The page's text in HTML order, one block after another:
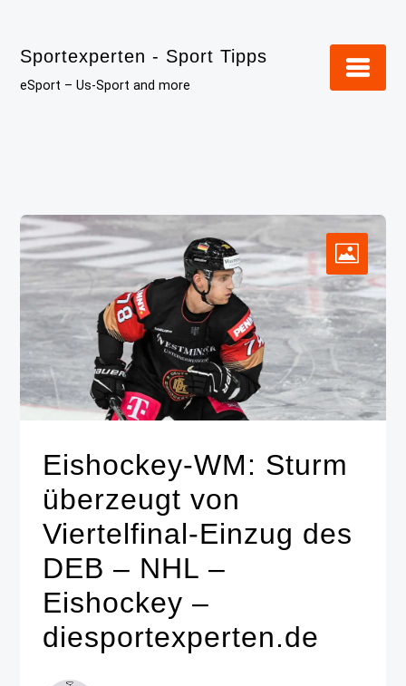
content
Sportexperten - Sport Tipps
eSport – Us-Sport and more
Eishockey-WM: Sturm
überzeugt von
Viertelfinal-Einzug des
DEB – NHL –
Eishockey –
diesportexperten.de